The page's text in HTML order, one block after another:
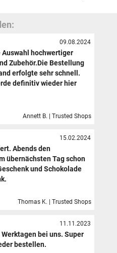
09.08.2024
Auswahl hochwertiger
Zubehör.Die Bestellung
erfolgte sehr schnell.
definitiv wieder hier
Annett B. | Trusted Shops
15.02.2024
Abends den
übernächsten Tag schon
und Schokolade
Thomas K. | Trusted Shops
11.11.2023
bei uns. Super
bestellen.